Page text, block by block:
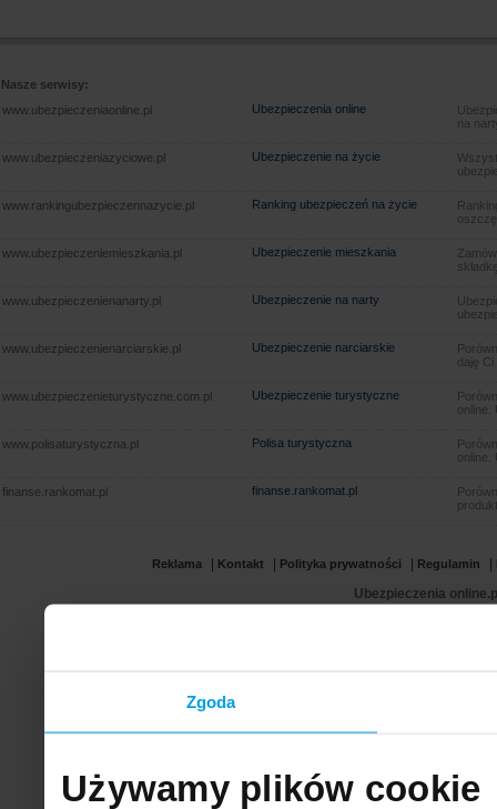
Zgoda
Używamy plików cookie
Nasze serwisy:
www.ubezpieczeniaonline.pl
Ubezpieczenia online
na
www.ubezpieczeniazyciowe.pl Ubezpieczenie na życie
www.rankingubezpieczennazycie.pl Ranking ubezpieczeń na życie
www.ubezpieczeniemieszkania.pl Ubezpieczenie mieszkania
www.ubezpieczenienanarty.pl Ubezpieczenie na narty
www.ubezpieczenienarciarskie.pl Ubezpieczenie narciarskie
daję
www.ubezpieczenieturystyczne.com.pl Ubezpieczenie turystyczne
www.polisaturystyczna.pl Polisa turystyczna
finanse.rankomat.pl finanse.rankomat.pl
Reklama | Kontakt | Polityka prywatności | Regulamin |
Ubezpieczenia